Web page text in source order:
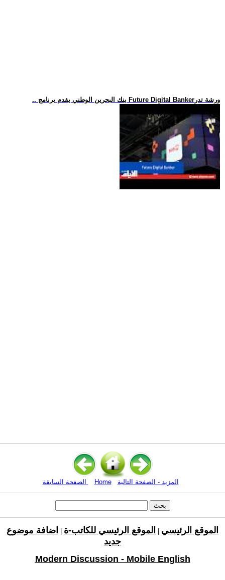
.. بنك البحرين الوطني يقدم برنامج Future Digital Bankerورشة تدر
Home المزيد - الصفحة التالية
الموقع الرئيسي الموقع الرئيسي للكاتب-ة
اضافة موضوع
جديد
Modern Discussion - Mobile English